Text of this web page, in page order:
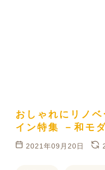
おしゃれにリノ
イン特集 －和モ
2021年09月20日